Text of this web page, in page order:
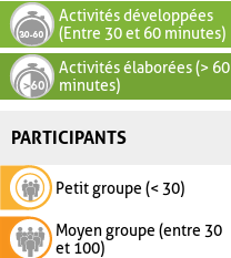
Activités développées
(Entre 30 et 60 minutes)
Activités élaborées (> 60
minutes)
PARTICIPANTS
Petit groupe (< 30)
Moyen groupe (entre 30
et 100)